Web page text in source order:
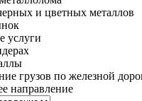
и цветных металлов
услуги
грузов по железной
направление